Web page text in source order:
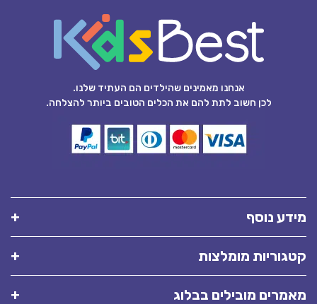
אנחנו מאמינים שהילדים הם העתיד שלנו.
לכן חשוב לתת להם את הכלים הטובים ביותר להצלחה.
מידע נוסף
קטגוריות מומלצות
מאמרים מובילים בבלוג